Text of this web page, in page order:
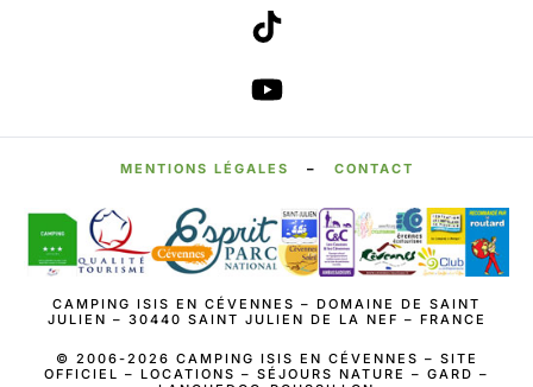
MENTIONS LÉGALES – CONTACT
CAMPING ISIS EN CÉVENNES – DOMAINE DE SAINT
JULIEN – 30440 SAINT JULIEN DE LA NEF – FRANCE
© 2006-2026 CAMPING ISIS EN CÉVENNES – SITE
OFFICIEL – LOCATIONS – SÉJOURS NATURE – GARD –